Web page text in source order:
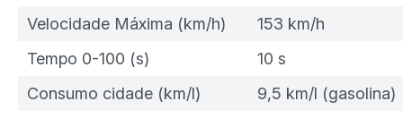
Velocidade Máxima (km/h)
153 km/h
Tempo 0-100 (s)
10 s
Consumo cidade (km/l)
9,5 km/l (gasolina)